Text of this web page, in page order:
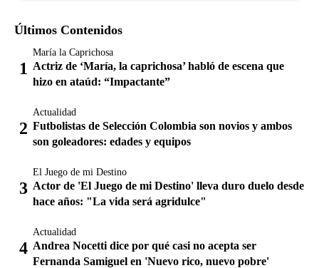
Últimos Contenidos
María la Caprichosa
Actriz de ‘María, la caprichosa’ habló de escena que
hizo en ataúd: “Impactante”
Actualidad
Futbolistas de Selección Colombia son novios y ambos
son goleadores: edades y equipos
El Juego de mi Destino
Actor de 'El Juego de mi Destino' lleva duro duelo desde
hace años: "La vida será agridulce"
Actualidad
Andrea Nocetti dice por qué casi no acepta ser
Fernanda Samiguel en 'Nuevo rico, nuevo pobre'